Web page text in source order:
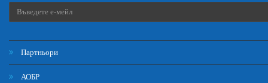
Партньори
АОБР